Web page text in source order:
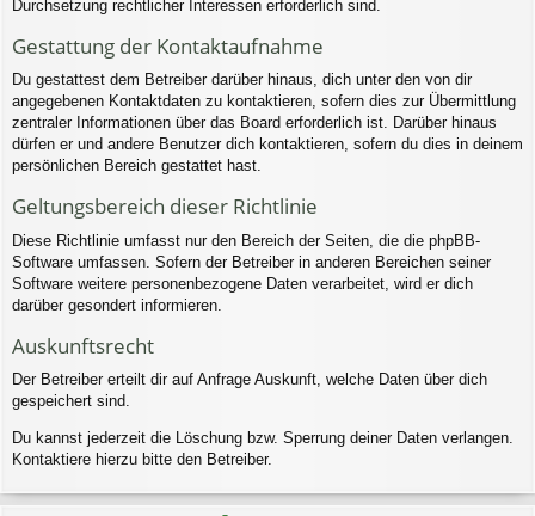
Durchsetzung rechtlicher Interessen erforderlich sind.
Gestattung der Kontaktaufnahme
Du gestattest dem Betreiber darüber hinaus, dich unter den von dir
angegebenen Kontaktdaten zu kontaktieren, sofern dies zur Übermittlung
zentraler Informationen über das Board erforderlich ist. Darüber hinaus
dürfen er und andere Benutzer dich kontaktieren, sofern du dies in deinem
persönlichen Bereich gestattet hast.
Geltungsbereich dieser Richtlinie
Diese Richtlinie umfasst nur den Bereich der Seiten, die die phpBB-
Software umfassen. Sofern der Betreiber in anderen Bereichen seiner
Software weitere personenbezogene Daten verarbeitet, wird er dich
darüber gesondert informieren.
Auskunftsrecht
Der Betreiber erteilt dir auf Anfrage Auskunft, welche Daten über dich
gespeichert sind.
Du kannst jederzeit die Löschung bzw. Sperrung deiner Daten verlangen.
Kontaktiere hierzu bitte den Betreiber.